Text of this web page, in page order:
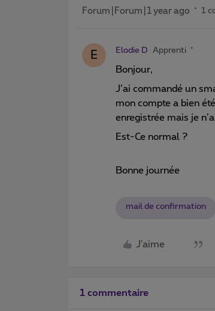
Forum|Forum|1 year ago 1
E Elodie D Apprenti
Bonjour,
J’ai commandé un
mon compte a bien
enregistrée mais je
Est-Ce normal ?
Bonne journée
mail de confirmation
J'aime
1 commentaire